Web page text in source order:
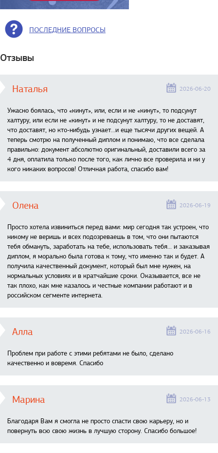
ПОСЛЕДНИЕ ВОПРОСЫ
Отзывы
Наталья 2026-06-20
Ужасно боялась, что «кинут», или, если и не «кинут», то подсунут
халтуру, или если не «кинут» и не подсунут халтуру, то не доставят,
что доставят, но кто-нибудь узнает...и еще тысячи других вещей. А
теперь смотрю на полученный диплом и понимаю, что все сделала
правильно: документ абсолютно оригинальный, доставили всего за
4 дня, оплатила только после того, как лично все проверила и ни у
кого никаких вопросов! Отличная работа, спасибо вам!
Олена 2026-06-19
Просто хотела извиниться перед вами: мир сегодня так устроен, что
никому не веришь и всех подозреваешь в том, что они пытаются
тебя обмануть, заработать на тебе, использовать тебя... и заказывая
диплом, я морально была готова к тому, что именно так и будет. А
получила качественный документ, который был мне нужен, на
нормальных условиях и в кратчайшие сроки. Оказывается, все не
так плохо, как мне казалось и честные компании работают и в
российском сегменте интернета.
Алла 2026-06-16
Проблем при работе с этими ребятами не было, сделано
качественно и вовремя. Спасибо
Марина 2026-06-13
Благодаря Вам я смогла не просто спасти свою карьеру, но и
повернуть всю свою жизнь в лучшую сторону. Спасибо большое!